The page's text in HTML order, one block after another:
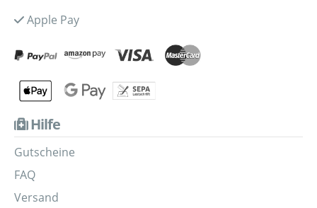
Apple Pay
Hilfe
Gutscheine
FAQ
Versand